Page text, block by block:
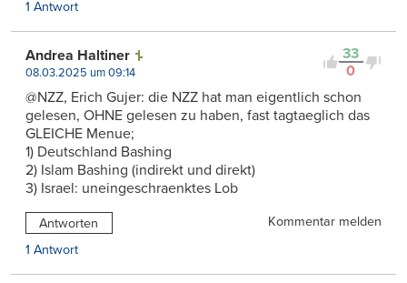
1 Antwort
33
0
Andrea Haltiner
08.03.2025 um 09:14
@NZZ, Erich Gujer: die NZZ hat man eigentlich schon
gelesen, OHNE gelesen zu haben, fast tagtaeglich das
GLEICHE Menue;
1) Deutschland Bashing
2) Islam Bashing (indirekt und direkt)
3) Israel: uneingeschraenktes Lob
Antworten
Kommentar melden
1 Antwort